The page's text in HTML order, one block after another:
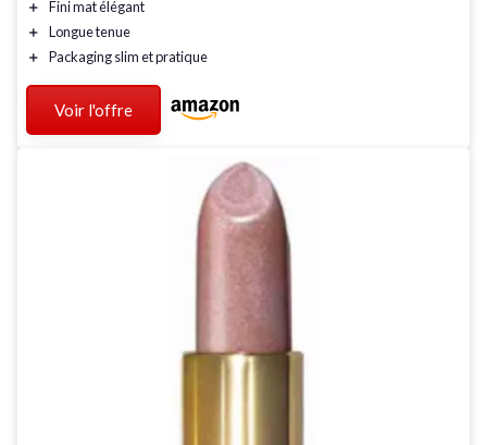
＋
Fini matélégant
＋
Longue tenue
＋
Packagingslimet pratique
Voir l'offre